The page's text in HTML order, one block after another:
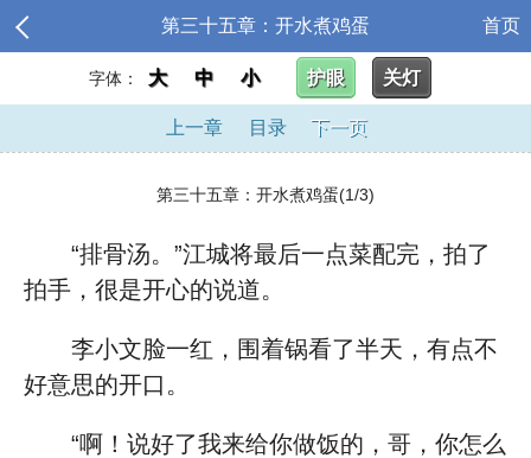
第三十五章：开水煮鸡蛋 首页
字体： 大 中 小 护眼 关灯
上一章 目录 下一页
第三十五章：开水煮鸡蛋(1/3)
“排骨汤。”江城将最后一点菜配完，拍了
拍手，很是开心的说道。
李小文脸一红，围着锅看了半天，有点不
好意思的开口。
“啊！说好了我来给你做饭的，哥，你怎么